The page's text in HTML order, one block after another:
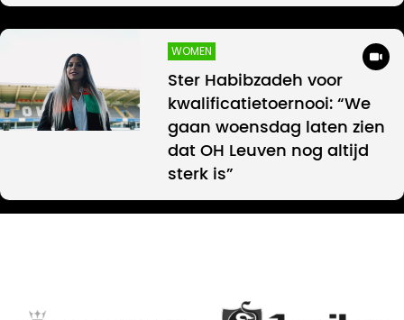
WOMEN
Ster Habibzadeh voor
kwalificatietoernooi: “We
gaan woensdag laten zien
dat OH Leuven nog altijd
sterk is”